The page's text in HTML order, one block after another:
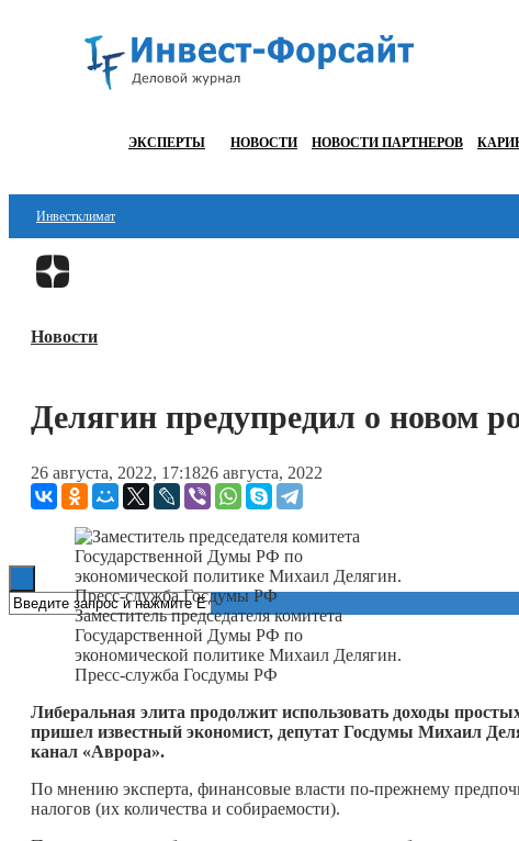
ЭКСПЕРТЫ НОВОСТИ НОВОСТИ ПАРТНЕРОВ
Инвестклимат
Финансы
Блокчейн
Технологии
ESG
Новости
Делягин предупредил о новом
26 августа, 2022, 17:1826 августа, 2022
Заместитель председателя комитета
Государственной Думы РФ по
экономической политике Михаил Делягин.
Пресс-служба Госдумы РФ
Либеральная элита продолжит использовать доходы
пришел известный экономист, депутат Госдумы Михаил
канал «Аврора».
По мнению эксперта, финансовые власти по-прежнему
налогов (их количества и собираемости).